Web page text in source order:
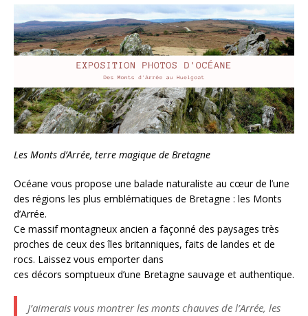
Les Monts d’Arrée, terre magique de Bretagne
Océane vous propose une balade naturaliste au cœur de l’une
des régions les plus emblématiques de Bretagne : les Monts
d’Arrée.
Ce massif montagneux ancien a façonné des paysages très
proches de ceux des îles britanniques, faits de landes et de
rocs. Laissez vous emporter dans
ces décors somptueux d’une Bretagne sauvage et authentique.
J’aimerais vous montrer les monts chauves de l’Arrée, les